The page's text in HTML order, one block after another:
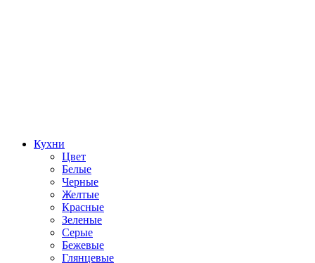
Кухни
Цвет
Белые
Черные
Желтые
Красные
Зеленые
Серые
Бежевые
Глянцевые